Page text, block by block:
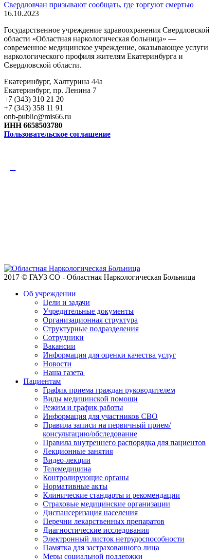
Свердловчан призывают сообщать, где торгуют смертью
16.10.2023
Государственное учреждение здравоохранения Свердловской
области «Областная наркологическая больница» —
современное медицинское учреждение, оказывающее услуги
наркологического профиля жителям Екатеринбурга и
Свердловской области.
Екатеринбург, Халтурина 44а
Екатеринбург, пр. Ленина 7
+7 (343) 310 21 20
+7 (343) 358 11 91
onb-public@mis66.ru
ИНН 6658503780
Пользовательское соглашение
2017 © ГАУЗ СО - Областная Наркологическая Больница
Об учреждении
Цели и задачи
Учредительные документы
Организационная структура
Структурные подразделения
Сотрудники
Вакансии
Информация для оценки качества услуг
Новости
​​Наша газета
Пациентам
График приема граждан руководителем
Виды медицинской помощи
Режим и график работы
Информация для участников СВО
Правила записи на первичный прием/
консультацию/обследование
Правила внутреннего распорядка для пациентов
Лекционные занятия
Видео-лекции
Телемедицина
Контролирующие органы
Нормативные акты
Клинические стандарты и рекомендации
Страховые медицинские организации
Диспансеризация населения
Перечни лекарственных препаратов
Диагностические исследования
Электронный листок нетрудоспособности
Памятка для застрахованного лица
Меры социальной поддержки